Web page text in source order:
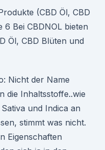
(CBD Öl, CBD
6 Bei CBDNOL bieten
Öl, CBD Blüten und
Nicht der Name
die Inhaltsstoffe..wie
und Indica an
stimmt was nicht.
Eigenschaften